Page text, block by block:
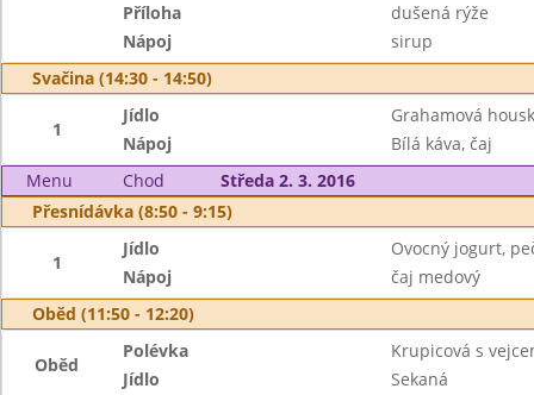
Příloha
dušená rýže
Nápoj
sirup
Svačina (14:30 - 14:50)
1
Jídlo
Grahamová
Nápoj
Bílá káva, čaj
Menu
Chod
Středa 2. 3. 2016
Přesnídávka (8:50 - 9:15)
1
Jídlo
Ovocný jogurt,
Nápoj
čaj medový
Oběd (11:50 - 12:20)
Oběd
Polévka
Krupicová s
Jídlo
Sekaná